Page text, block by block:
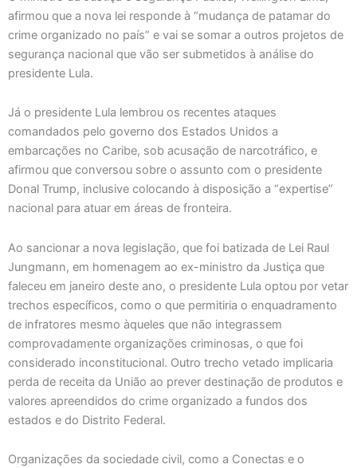
afirmou que a nova lei responde à “mudança de patamar do
crime organizado no país” e vai se somar a outros projetos de
segurança nacional que vão ser submetidos à análise do
presidente Lula.
Já o presidente Lula lembrou os recentes ataques
comandados pelo governo dos Estados Unidos a
embarcações no Caribe, sob acusação de narcotráfico, e
afirmou que conversou sobre o assunto com o presidente
Donal Trump, inclusive colocando à disposição a “expertise”
nacional para atuar em áreas de fronteira.
Ao sancionar a nova legislação, que foi batizada de Lei Raul
Jungmann, em homenagem ao ex-ministro da Justiça que
faleceu em janeiro deste ano, o presidente Lula optou por vetar
trechos específicos, como o que permitiria o enquadramento
de infratores mesmo àqueles que não integrassem
comprovadamente organizações criminosas, o que foi
considerado inconstitucional. Outro trecho vetado implicaria
perda de receita da União ao prever destinação de produtos e
valores apreendidos do crime organizado a fundos dos
estados e do Distrito Federal.
Organizações da sociedade civil, como a Conectas e o